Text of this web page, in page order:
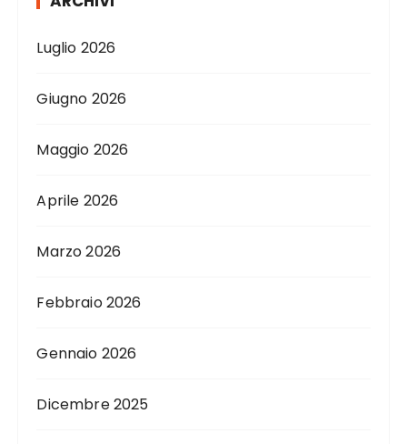
Luglio 2026
Giugno 2026
Maggio 2026
Aprile 2026
Marzo 2026
Febbraio 2026
Gennaio 2026
Dicembre 2025